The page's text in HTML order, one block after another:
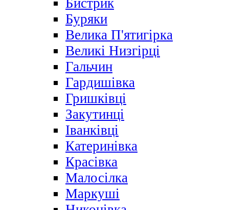
Бистрик
Буряки
Велика П'ятигірка
Великі Низгірці
Гальчин
Гардишівка
Гришківці
Закутинці
Іванківці
Катеринівка
Красівка
Малосілка
Маркуші